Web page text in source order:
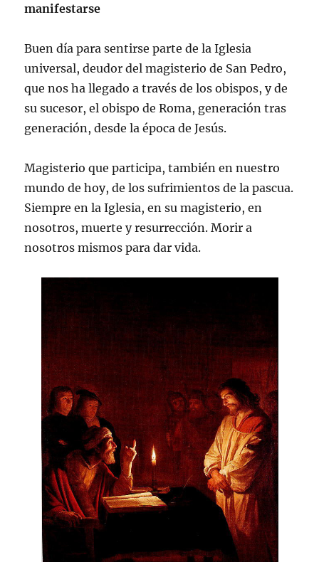
manifestarse
Buen día para sentirse parte de la Iglesia
universal, deudor del magisterio de San Pedro,
que nos ha llegado a través de los obispos, y de
su sucesor, el obispo de Roma, generación tras
generación, desde la época de Jesús.
Magisterio que participa, también en nuestro
mundo de hoy, de los sufrimientos de la pascua.
Siempre en la Iglesia, en su magisterio, en
nosotros, muerte y resurrección. Morir a
nosotros mismos para dar vida.